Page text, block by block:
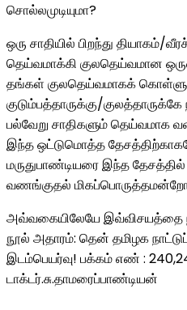
சொல்லமுடியுமா?
ஒரு சாதியில் பிறந்து தியாகம்/
தெய்வமாக்கி குலதெய்வமான
தங்கள் குலதெய்வமாகக் கொள்ளுதல்
குடும்பத்தாருக்கு/
பல்வேறு சாதிகளும் தெய்வமாக
இந்த ஒட்டுமொத்த
மருதுபாண்டியரை இந்த
வணங்குதல்
அவ்வகையிலேயே இவ்விசயத்தை
நூல் அதாரம்: தென் தமிழக
இடம்பெயர்வு! பக்கம் எண் :
டாக்டர்.சு.தாமரைப்பாண்டியன்